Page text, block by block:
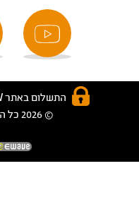
התשלום באתר WOW מאובטח בטכנולוגית SSL
© 2026 כל הזכויות שמורות